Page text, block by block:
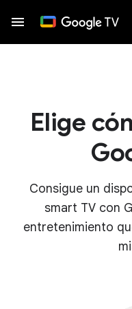
Elige
Consigue un
smart TV con
entretenimiento